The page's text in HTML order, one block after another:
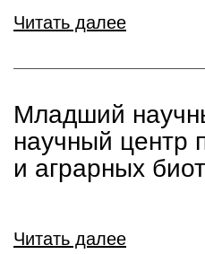
Читать далее
Младший
научный
и аграрных
Читать далее